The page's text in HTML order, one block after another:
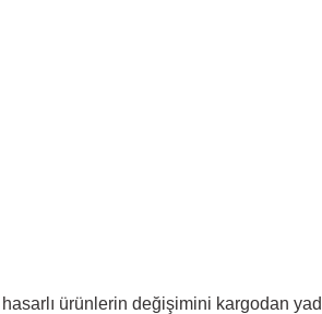
ürünlerin değişimini kargodan